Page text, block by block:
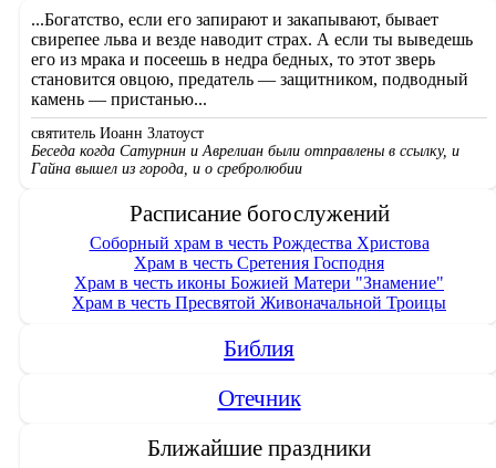
...Богатство, если его запирают и закапывают, бывает
свирепее льва и везде наводит страх. А если ты выведешь
его из мрака и посеешь в недра бедных, то этот зверь
становится овцою, предатель — защитником, подводный
камень — пристанью...
святитель Иоанн Златоуст
Беседа когда Сатурнин и Аврелиан были отправлены в ссылку, и
Гайна вышел из города, и о сребролюбии
Расписание богослужений
Соборный храм в честь Рождества Христова
Храм в честь Сретения Господня
Храм в честь иконы Божией Матери "Знамение"
Храм в честь Пресвятой Живоначальной Троицы
Библия
Отечник
Ближайшие праздники